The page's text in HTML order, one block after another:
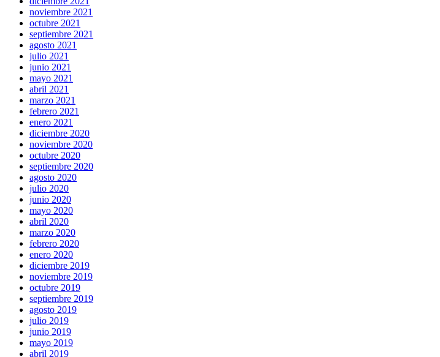
noviembre 2021
octubre 2021
septiembre 2021
agosto 2021
julio 2021
junio 2021
mayo 2021
abril 2021
marzo 2021
febrero 2021
enero 2021
diciembre 2020
noviembre 2020
octubre 2020
septiembre 2020
agosto 2020
julio 2020
junio 2020
mayo 2020
abril 2020
marzo 2020
febrero 2020
enero 2020
diciembre 2019
noviembre 2019
octubre 2019
septiembre 2019
agosto 2019
julio 2019
junio 2019
mayo 2019
abril 2019